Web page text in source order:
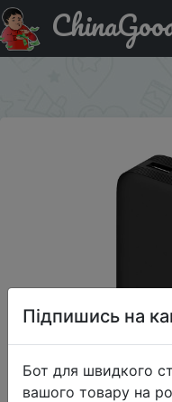
Придбати Внешний
20000mAh 18W Fast
Підпишись на
Бот для швидкого
вашого товару на